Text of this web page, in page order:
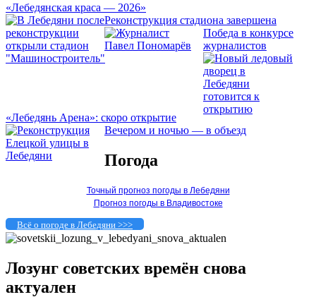
«Лебедянская краса — 2026»
Реконструкция стадиона завершена
Победа в конкурсе
журналистов
«Лебедянь Арена»: скоро открытие
Вечером и ночью — в объезд
Погода
Точный прогноз погоды в Лебедяни
Прогноз погоды в Владивостоке
Всё о погоде в Лебедяни >>>
Лозунг советских времён снова
актуален